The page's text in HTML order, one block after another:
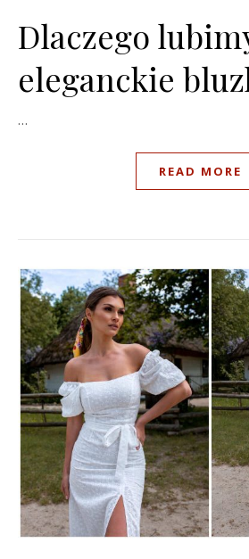
Dlaczego
eleganckie
…
READ MORE